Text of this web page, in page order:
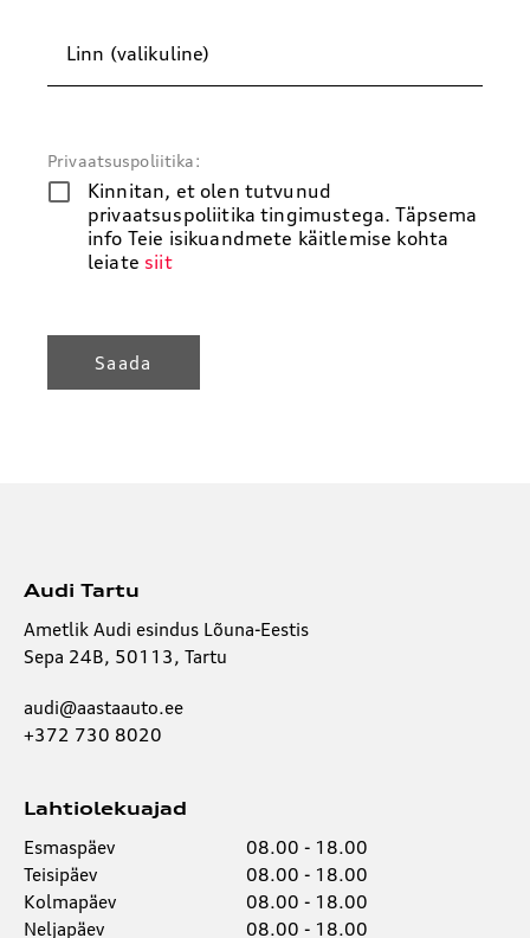
Linn (valikuline)
Privaatsuspoliitika:
Kinnitan, et olen tutvunud
privaatsuspoliitika tingimustega. Täpsema
info Teie isikuandmete käitlemise kohta
leiate siit
Saada
Audi Tartu
Ametlik Audi esindus Lõuna-Eestis
Sepa 24B, 50113, Tartu
audi@aastaauto.ee
+372 730 8020
Lahtiolekuajad
Esmaspäev
08.00 - 18.00
Teisipäev
08.00 - 18.00
Kolmapäev
08.00 - 18.00
Neljapäev
08.00 - 18.00